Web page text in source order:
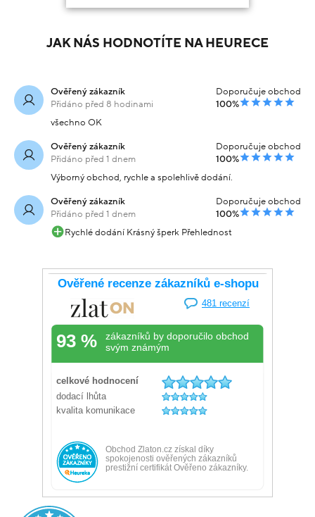
JAK NÁS HODNOTÍTE NA HEURECE
Ověřený zákazník
Přidáno před 8 hodinami
Doporučuje obchod
100%
všechno OK
Ověřený zákazník
Přidáno před 1 dnem
Doporučuje obchod
100%
Výborný obchod, rychle a spolehlivě dodání.
Ověřený zákazník
Přidáno před 1 dnem
Doporučuje obchod
100%
Rychlé dodání Krásný šperk Přehlednost